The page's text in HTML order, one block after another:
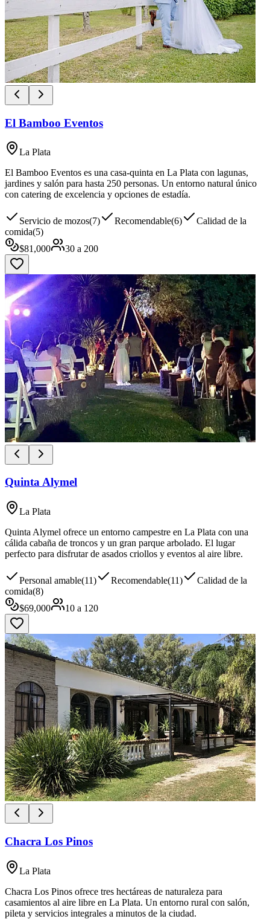
El Bamboo Eventos
La Plata
El Bamboo Eventos es una casa-quinta en La Plata con lagunas,
jardines y salón para hasta 250 personas. Un entorno natural único
con catering de excelencia y opciones de estadía.
Servicio de mozos(7) Recomendable(6)
Calidad de la
comida(5)
$81,000 30 a 200
Quinta Alymel
La Plata
Quinta Alymel ofrece un entorno campestre en La Plata con una
cálida cabaña de troncos y un gran parque arbolado. El lugar
perfecto para disfrutar de asados criollos y eventos al aire libre.
Personal amable(11) Recomendable(11)
Calidad de la
comida(8)
$69,000 10 a 120
Chacra Los Pinos
La Plata
Chacra Los Pinos ofrece tres hectáreas de naturaleza para
casamientos al aire libre en La Plata. Un entorno rural con salón,
pileta y servicios integrales a minutos de la ciudad.